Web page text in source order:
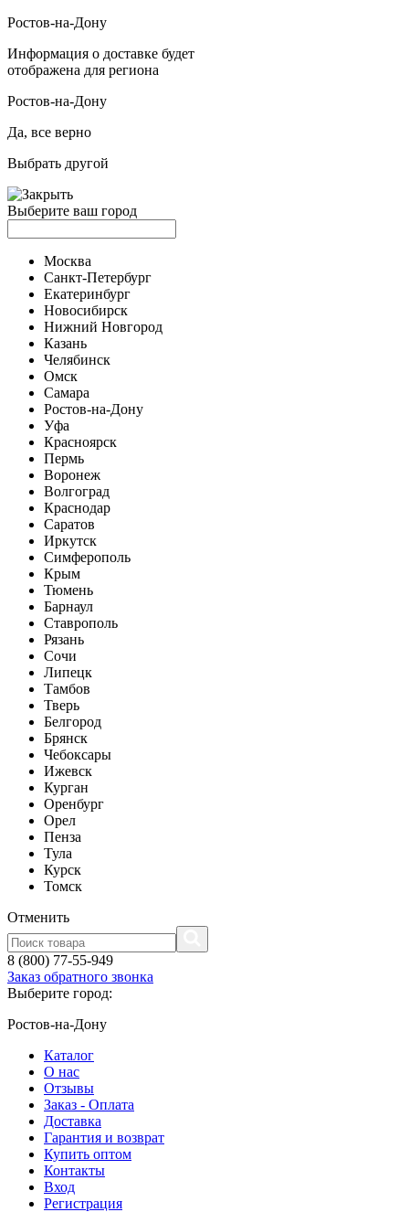
Ростов-на-Дону
Информация о доставке будет
отображена для региона
Ростов-на-Дону
Да, все верно
Выбрать другой
Выберите ваш город
Москва
Санкт-Петербург
Екатеринбург
Новосибирск
Нижний Новгород
Казань
Челябинск
Омск
Самара
Ростов-на-Дону
Уфа
Красноярск
Пермь
Воронеж
Волгоград
Краснодар
Саратов
Иркутск
Симферополь
Крым
Тюмень
Барнаул
Ставрополь
Рязань
Сочи
Липецк
Тамбов
Тверь
Белгород
Брянск
Чебоксары
Ижевск
Курган
Оренбург
Орел
Пенза
Тула
Курск
Томск
Отменить
8 (800) 77-55-949
Заказ обратного звонка
Выберите город:
Ростов-на-Дону
Каталог
О нас
Отзывы
Заказ - Оплата
Доставка
Гарантия и возврат
Купить оптом
Контакты
Вход
Регистрация